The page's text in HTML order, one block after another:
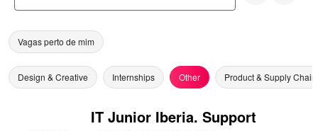
Vagas perto de mim
Design & Creative Internships Other Product & Supply Chain
IT Junior Iberia. Support